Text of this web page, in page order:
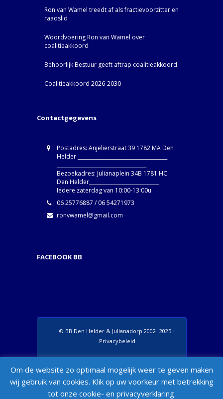
Ron van Wamel treedt af als fractievoorzitter en
raadslid
Woordvoering Ron van Wamel over
coalitieakkoord
Behoorlijk Bestuur geeft aftrap coalitieakkoord
Coalitieakkoord 2026-2030
Contactgegevens
Postadres: Anjelierstraat 39 1782 MA Den
Helder ____________________________________
Bezoekadres: Julianaplein 34B 1781 HC
Den Helder____________________________
Iedere zaterdag van 10:00-13:00u
06 25776887 / 06 54271973
ronvwamel@gmail.com
FACEBOOK BB
© BB Den Helder & Julianadorp 2002- 2025 -
Privacybeleid
Appearance > Menus > "Manage Locations"
Om de website zo optimaal mogelijk weer te geven maken
wij gebruik van cookies. Klik op uw voorkeur met betrekking
tot onze cookie- en privacyverklaring.